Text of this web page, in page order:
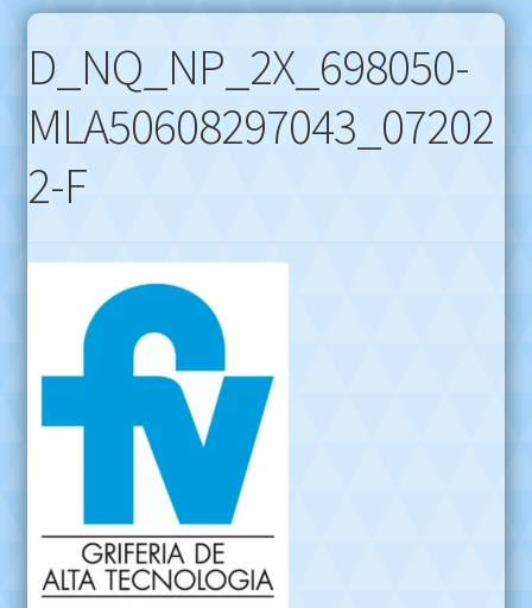
D_NQ_NP_2X_698050-
MLA50608297043_07202
2-F